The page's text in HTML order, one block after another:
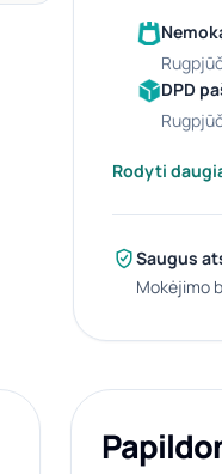
DPD
Rodyti
Saugus
Mokėjimo